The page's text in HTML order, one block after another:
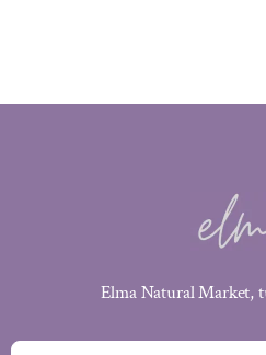
Elma Natural Market,